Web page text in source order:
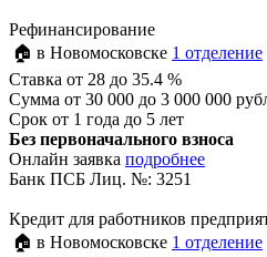
Рефинансирование
🏠 в Новомосковске 1 отделение
Ставка от 28 до 35.4 %
Сумма от 30 000 до 3 000 000
Срок от 1 года до 5 лет
Без первоначального взноса
Онлайн заявка подробнее
Банк ПСБ Лиц. №: 3251
Кредит для работников
🏠 в Новомосковске 1 отделение